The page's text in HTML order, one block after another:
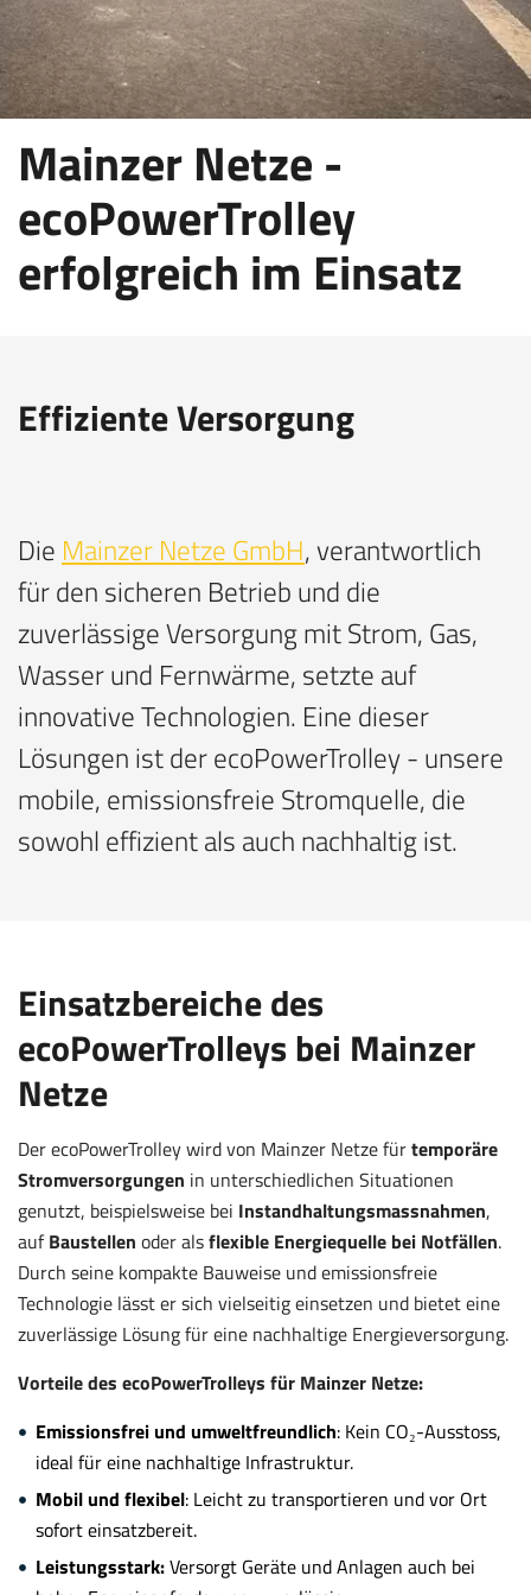
Mainzer Netze -
ecoPowerTrolley
erfolgreich im Einsatz
Effiziente Versorgung
Die Mainzer Netze GmbH, verantwortlich
für den sicheren Betrieb und die
zuverlässige Versorgung mit Strom, Gas,
Wasser und Fernwärme, setzte auf
innovative Technologien. Eine dieser
Lösungen ist der ecoPowerTrolley - unsere
mobile, emissionsfreie Stromquelle, die
sowohl effizient als auch nachhaltig ist.
Einsatzbereiche des
ecoPowerTrolleys bei Mainzer
Netze
Der ecoPowerTrolley wird von Mainzer Netze fürtemporäre
Stromversorgungen in unterschiedlichen Situationen
genutzt, beispielsweise bei Instandhaltungsmassnahmen,
aufBaustellen oder alsflexible Energiequelle bei Notfällen.
Durch seine kompakte Bauweise und emissionsfreie
Technologie lässt er sich vielseitig einsetzen und bietet eine
zuverlässige Lösung für eine nachhaltige Energieversorgung.
Vorteile des ecoPowerTrolleys für Mainzer Netze:
Emissionsfrei und umweltfreundlich: Kein CO₂-Ausstoss,
ideal für eine nachhaltige Infrastruktur.
Mobil und flexibel: Leicht zu transportieren und vor Ort
sofort einsatzbereit.
Leistungsstark:Versorgt Geräte und Anlagen auch bei